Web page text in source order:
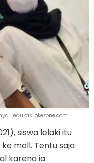
| edukasi.okezone.com
siswa lelaki itu
mall. Tentu saja
karena ia